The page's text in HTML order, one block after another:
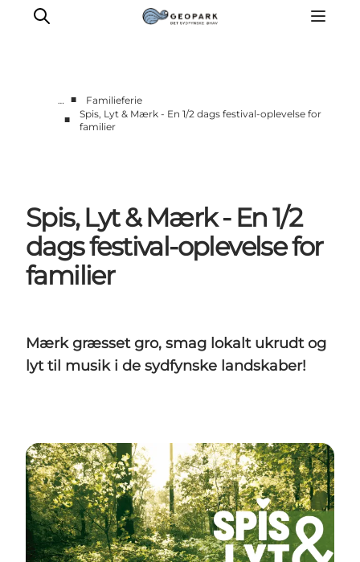
Aktiviteter
Lyd
Video
Om
… ■
Familieferie
■
Spis, Lyt & Mærk - En 1/2 dags festival-oplevelse for
familier
Spis, Lyt & Mærk - En 1/2
dags festival-oplevelse for
familier
Mærk græsset gro, smag lokalt ukrudt og
lyt til musik i de sydfynske landskaber!